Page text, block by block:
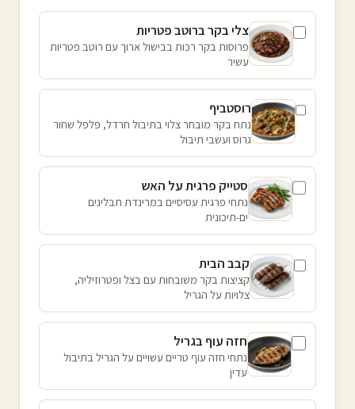
צלי בקר ברוטב פטריות
פרוסות בקר רכות בבישול ארוך עם רוטב פטריות
עשיר
רוסטביף
נתח בקר מובחר צלוי בתיבול חרדל, פלפל שחור
גרוס ועשבי תיבול
סטייק פרגית על האש
נתחי פרגית עסיסיים במרינדת תבלינים
ים-תיכונית
קבב הבית
קציצות בקר משובחות עם בצל ופטרוזיליה,
צלויות על הגריל
חזה עוף בגריל
נתחי חזה עוף טריים עשויים על הגריל בתיבול
עדין